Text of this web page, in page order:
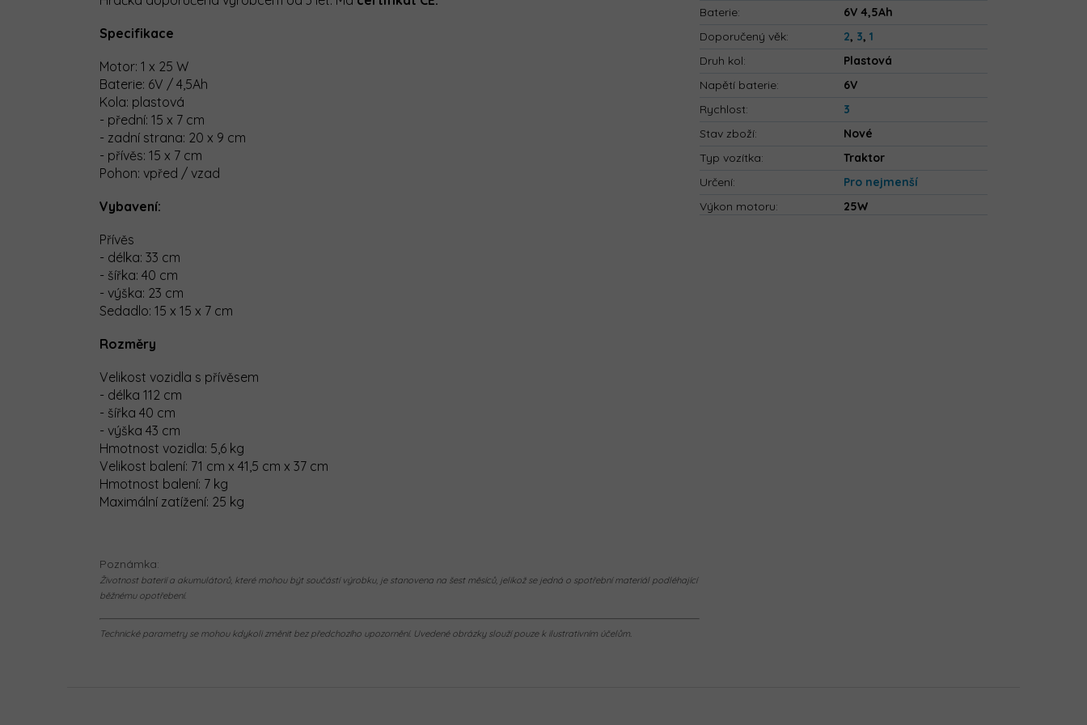
Specifikace
Motor: 1 x 25 W
Baterie: 6V / 4,5Ah
Kola: plastová
- přední: 15 x 7 cm
- zadní strana: 20 x 9 cm
- přívěs: 15 x 7 cm
Pohon: vpřed / vzad
Vybavení:
Přívěs
- délka: 33 cm
- šířka: 40 cm
- výška: 23 cm
Sedadlo: 15 x 15 x 7 cm
Rozměry
Velikost vozidla s přívěsem
- délka 112 cm
- šířka 40 cm
- výška 43 cm
Hmotnost vozidla: 5,6 kg
Velikost balení: 71 cm x 41,5 cm x 37 cm
Hmotnost balení: 7 kg
Maximální zatížení: 25 kg
Poznámka:
Životnost baterií a akumulátorů, které mohou být součástí výrobku, je stanovena na šest měsíců, jelikož se jedná o spotřební materiál podléhající
běžnému opotřebení.
Technické parametry se mohou kdykoli změnit bez předchozího upozornění. Uvedené obrázky slouží pouze k ilustrativním účelům.
Baterie:
6V 4,5Ah
Doporučený věk: 2, 3,1
Druh kol:
Plastová
Napětí baterie:
6V
Rychlost:
3
Stav zboží:
Nové
Typ vozítka:
Traktor
Určení:
Pro nejmenší
Výkon motoru: 25W